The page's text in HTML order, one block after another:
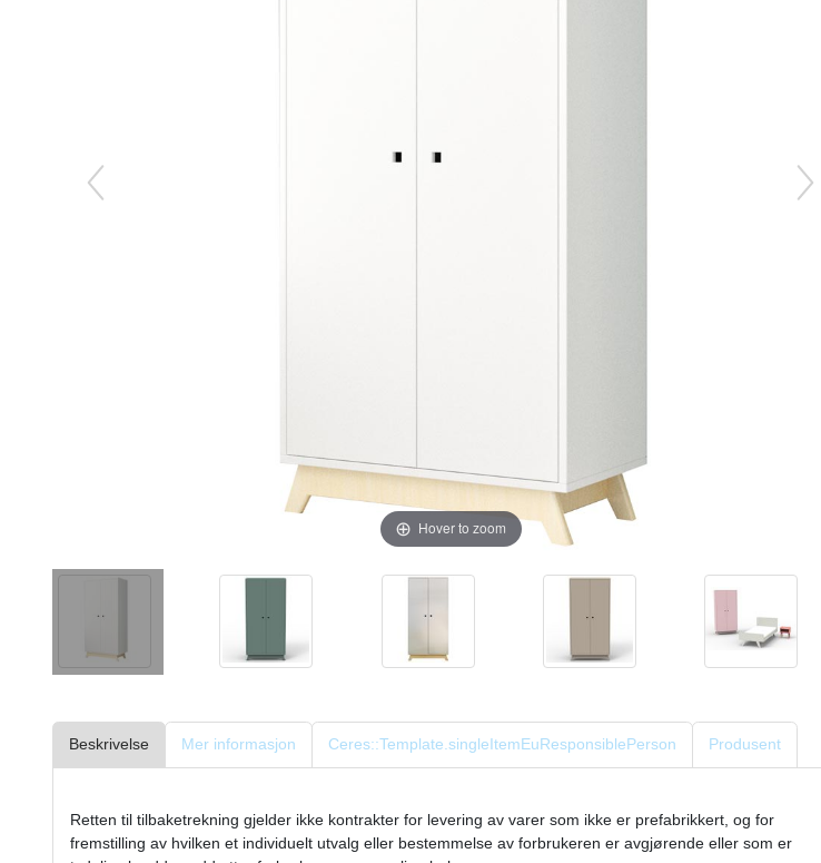
Hover to zoom
Beskrivelse Mer informasjon Ceres::Template.singleItemEuResponsiblePerson Produsent
Retten til tilbaketrekning gjelder ikke kontrakter for levering av varer som ikke er prefabrikkert, og for
fremstilling av hvilken et individuelt utvalg eller bestemmelse av forbrukeren er avgjørende eller som er